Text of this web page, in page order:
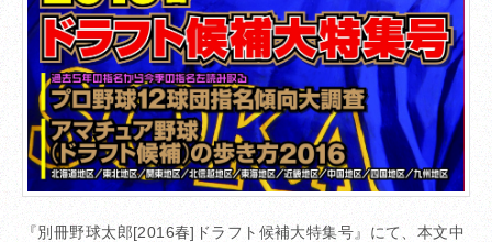
『別冊野球太郎[2016春]ドラフト候補大特集号』にて、本文中